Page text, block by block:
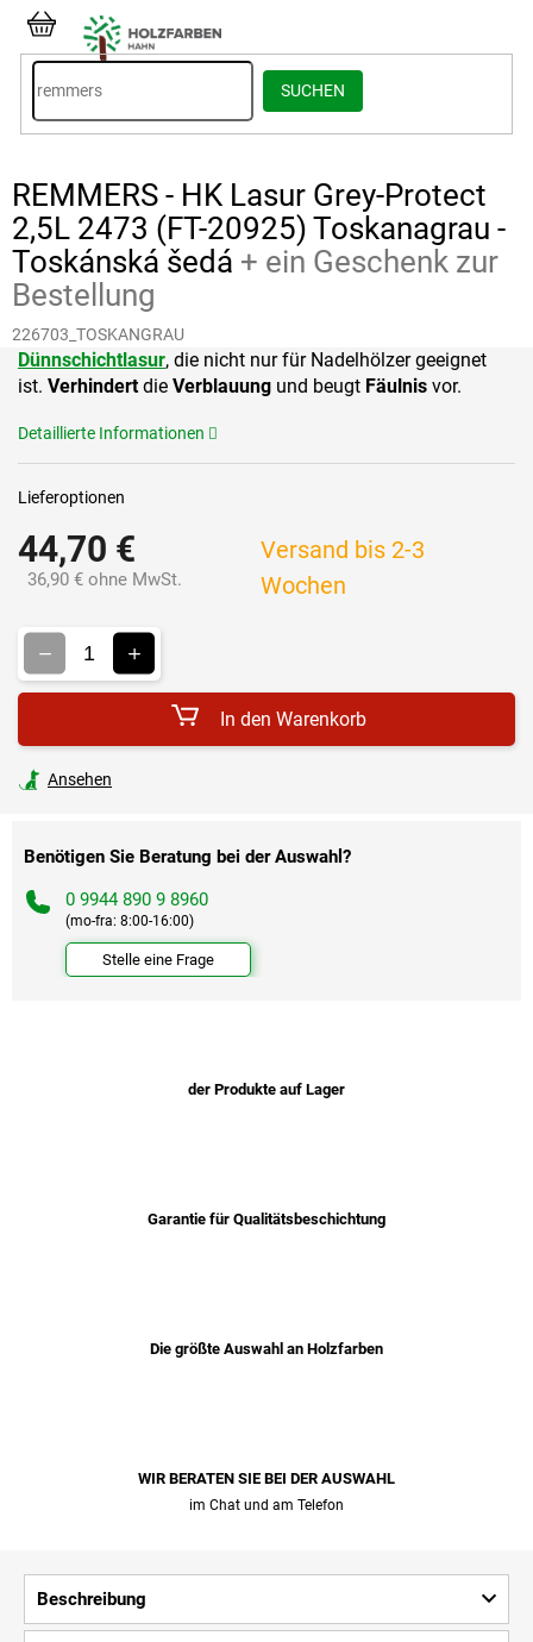
Inhalt
springen
SUCHEN
WARENKORB
REMMERS - HK Lasur Grey-Protect
2,5L 2473 (FT-20925) Toskanagrau -
Toskánská šedá + ein Geschenk zur
Bestellung
226703_TOSKANGRAU
44,70 €
36,90 € ohne MwSt.
Versand bis 2-3
Wochen
Lieferoptionen
In den Warenkorb
Dünnschichtlasur, die nicht nur für Nadelhölzer geeignet
ist. Verhindertdie Verblauung und beugt Fäulnis vor.
Detaillierte Informationen
Ansehen
Benötigen Sie Beratung bei der Auswahl?
0 9944 890 9 8960
(mo-fra: 8:00-16:00)
Stelle eine Frage
der Produkte auf Lager
Garantie für Qualitätsbeschichtung
Die größte Auswahl an Holzfarben
WIR BERATEN SIE BEI ​​DER AUSWAHL
im Chat und am Telefon
Beschreibung